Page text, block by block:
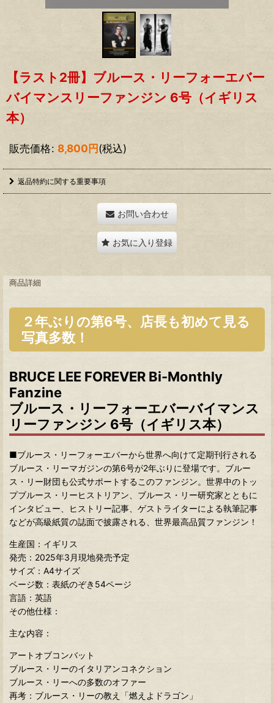
【ラスト2冊】ブルース・リーフォーエバー
バイマンスリーファンジン 6号（イギリス
本）
販売価格: 8,800円(税込)
返品特約に関する重要事項
お問い合わせ
お気に入り登録
商品詳細
２年ぶりの第6号、店長も初めて見る
写真多数！
BRUCE LEE FOREVER Bi-Monthly
Fanzine
ブルース・リーフォーエバーバイマンス
リーファンジン 6号（イギリス本）
■ブルース・リーフォーエバーから世界へ向けて定期刊行される
ブルース・リーマガジンの第6号が2年ぶりに登場です。ブルー
ス・リー財団も公式サポートするこのファンジン。世界中のトッ
プブルース・リーヒストリアン、ブルース・リー研究家とともに
インタビュー、ヒストリー記事、ゲストライターによる執筆記事
などが高級紙質の誌面で披露される、世界最高品質ファンジン！
生産国：イギリス
発売：2025年3 月現地発売予定
サイズ：A4サイズ
ページ数：表紙のぞき54ページ
言語：英語
その他仕様：
主な内容：
アートオブコンバット
ブルース・リーのイタリアンコネクション
ブルース・リーへの多数のオファー
再考：ブルース・リーの教え「燃えよドラゴン」